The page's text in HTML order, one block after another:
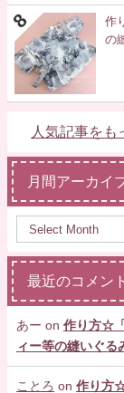
作
の
人気記事をも
月間アーカイ
最近のコメント
あー on 作り方☆
ィー等の縫いぐる
ことろ on 作り方